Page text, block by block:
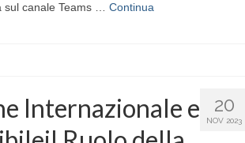
sul canale Teams … Continua
20
NOV 2023
Internazionale e